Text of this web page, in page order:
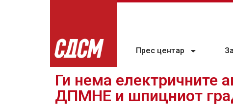
Прес центар
Ги нема електричните
ДПМНЕ и шпицниот